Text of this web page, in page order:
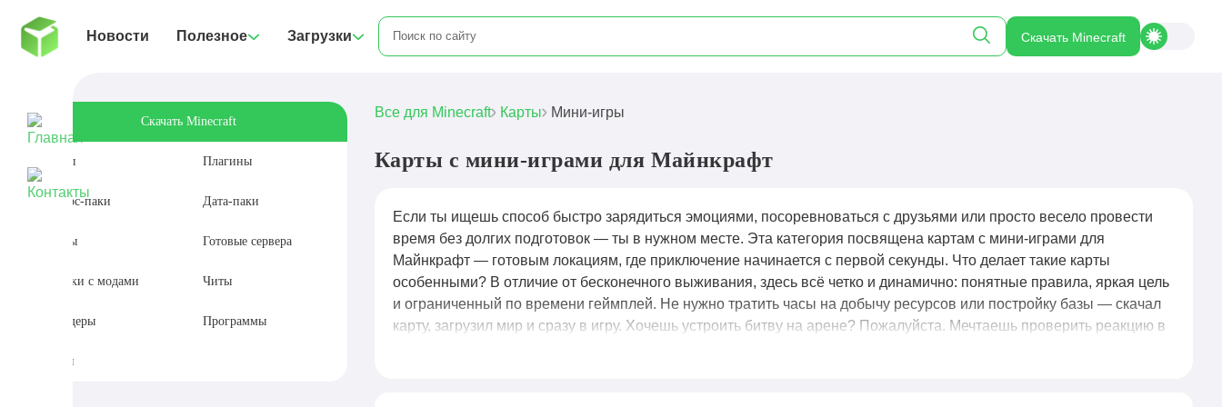
Новости Полезное Загрузки Скачать Minecraft
Скачать Minecraft
Моды Плагины
Ресурс-паки Дата-паки
Карты Готовые сервера
Сборки с модами Читы
Шейдеры Программы
Сиды
Все для Minecraft Карты Мини-игры
Карты с мини-играми для Майнкрафт
Если ты ищешь способ быстро зарядиться эмоциями, посоревноваться с друзьями или просто весело провести
время без долгих подготовок — ты в нужном месте. Эта категория посвящена картам с мини-играми для
Майнкрафт — готовым локациям, где приключение начинается с первой секунды. Что делает такие карты
особенными? В отличие от бесконечного выживания, здесь всё четко и динамично: понятные правила, яркая цель
и ограниченный по времени геймплей. Не нужно тратить часы на добычу ресурсов или постройку базы — скачал
карту, загрузил мир и сразу в игру. Хочешь устроить битву на арене? Пожалуйста. Мечтаешь проверить реакцию в